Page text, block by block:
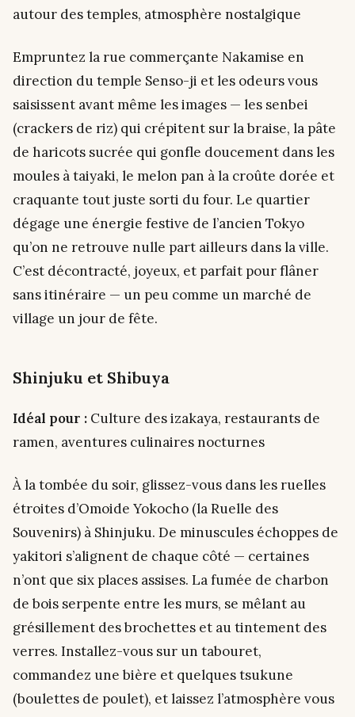
autour des temples, atmosphère nostalgique
Empruntez la rue commerçante Nakamise en
direction du temple Senso-ji et les odeurs vous
saisissent avant même les images — les senbei
(crackers de riz) qui crépitent sur la braise, la pâte
de haricots sucrée qui gonfle doucement dans les
moules à taiyaki, le melon pan à la croûte dorée et
craquante tout juste sorti du four. Le quartier
dégage une énergie festive de l’ancien Tokyo
qu’on ne retrouve nulle part ailleurs dans la ville.
C’est décontracté, joyeux, et parfait pour flâner
sans itinéraire — un peu comme un marché de
village un jour de fête.
Shinjuku et Shibuya
Idéal pour : Culture des izakaya, restaurants de
ramen, aventures culinaires nocturnes
À la tombée du soir, glissez-vous dans les ruelles
étroites d’Omoide Yokocho (la Ruelle des
Souvenirs) à Shinjuku. De minuscules échoppes de
yakitori s’alignent de chaque côté — certaines
n’ont que six places assises. La fumée de charbon
de bois serpente entre les murs, se mêlant au
grésillement des brochettes et au tintement des
verres. Installez-vous sur un tabouret,
commandez une bière et quelques tsukune
(boulettes de poulet), et laissez l’atmosphère vous